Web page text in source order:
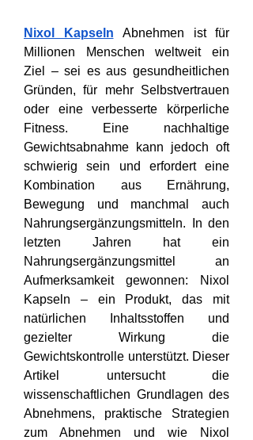
Nixol Kapseln Abnehmen ist für
Millionen Menschen weltweit ein
Ziel – sei es aus gesundheitlichen
Gründen, für mehr Selbstvertrauen
oder eine verbesserte körperliche
Fitness. Eine nachhaltige
Gewichtsabnahme kann jedoch oft
schwierig sein und erfordert eine
Kombination aus Ernährung,
Bewegung und manchmal auch
Nahrungsergänzungsmitteln. In den
letzten Jahren hat ein
Nahrungsergänzungsmittel an
Aufmerksamkeit gewonnen: Nixol
Kapseln – ein Produkt, das mit
natürlichen Inhaltsstoffen und
gezielter Wirkung die
Gewichtskontrolle unterstützt. Dieser
Artikel untersucht die
wissenschaftlichen Grundlagen des
Abnehmens, praktische Strategien
zum Abnehmen und wie Nixol